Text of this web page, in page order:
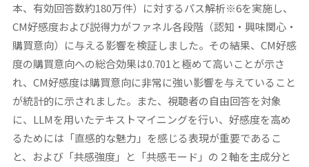
本、有効回答数約180万件）に対するパス解析※6を実施し、
CM好感度および説得力がファネル各段階（認知・興味関心・
購買意向）に与える影響を検証しました。その結果、CM好感
度の購買意向への総合効果は0.701と極めて高いことが示さ
れ、CM好感度は購買意向に非常に強い影響を与えていること
が統計的に示されました。また、視聴者の自由回答を対象
に、LLMを用いたテキストマイニングを行い、好感度を高め
るためには「直感的な魅力」を感じる表現が重要であるこ
と、および「共感強度」と「共感モード」の２軸を主成分と